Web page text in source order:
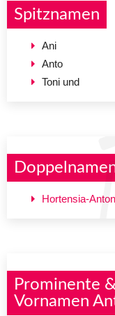
Spitznamen
Ani
Anto
Toni und
Hortensia-
Prominente
Vornamen